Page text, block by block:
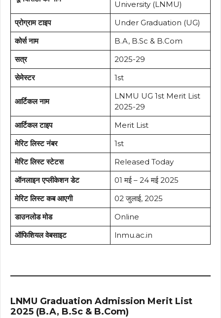
University (LNMU)
प्रोग्राम टाइप
Under Graduation (UG)
कोर्स नाम
B.A, B.Sc & B.Com
सत्र
2025-29
सेमेस्टर
1st
आर्टिकल नाम
LNMU UG 1st Merit List
2025-29
आर्टिकल टाइप
Merit List
मेरिट लिस्ट नंबर
1st
मेरिट लिस्ट स्टेटस
Released Today
ऑनलाइन एप्लीकेशन डेट
01 मई – 24 मई 2025
मेरिट लिस्ट कब आएगी
02 जुलाई, 2025
डाउनलोड मोड
Online
ऑफिशियल वेबसाइट
lnmu.ac.in
LNMU Graduation Admission Merit List
2025 (B.A, B.Sc & B.Com)